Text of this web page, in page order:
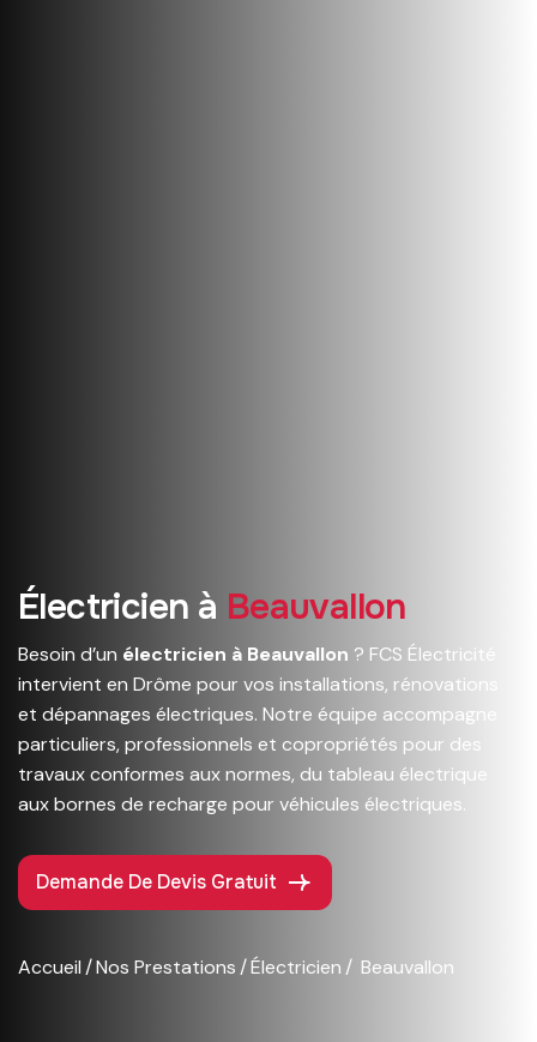
Électricien à Beauvallon
Besoin d’un électricien à Beauvallon ? FCS Électricité
intervient en Drôme pour vos installations, rénovations
et dépannages électriques. Notre équipe accompagne
particuliers, professionnels et copropriétés pour des
travaux conformes aux normes, du tableau électrique
aux bornes de recharge pour véhicules électriques.
Demande De Devis Gratuit
Accueil Nos Prestations Électricien Beauvallon